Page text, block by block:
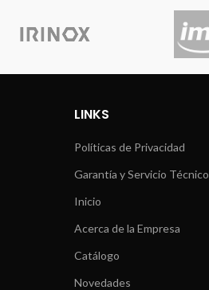
LINKS
Políticas de Privacidad
Garantía y Servicio Técnico
Inicio
Acerca de la Empresa
Catálogo
Novedades